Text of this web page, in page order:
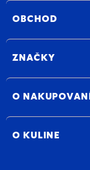
OBCHOD
ZNAČKY
O NAKUPOVANÍ
O KULINE